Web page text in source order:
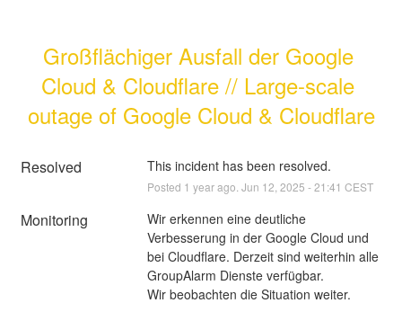
Großflächiger Ausfall der Google
Cloud & Cloudflare // Large-scale
outage of Google Cloud & Cloudflare
Resolved This incident has been resolved.
Posted 1 year ago. Jun 12 2025 -21:41 CEST
Monitoring
Wir erkennen eine deutliche
Verbesserung in der Google Cloud und
bei Cloudflare. Derzeit sind weiterhin alle
GroupAlarm Dienste verfügbar.
Wir beobachten die Situation weiter.